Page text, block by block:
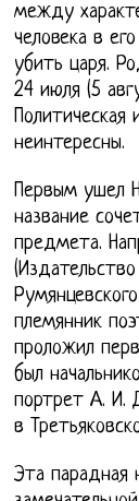
между
человека в
убить царя.
24 июля (5
Политическая
неинтересны.
Первым ушел
название
предмета.
племянник
проложил
был
портрет А. И.
в
Эта парадная